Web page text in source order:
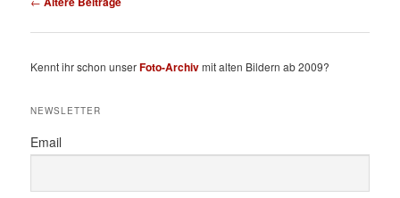
Kennt ihr schon unserFoto-Archivmit alten Bildern ab 2009?
NEWSLETTER
Email